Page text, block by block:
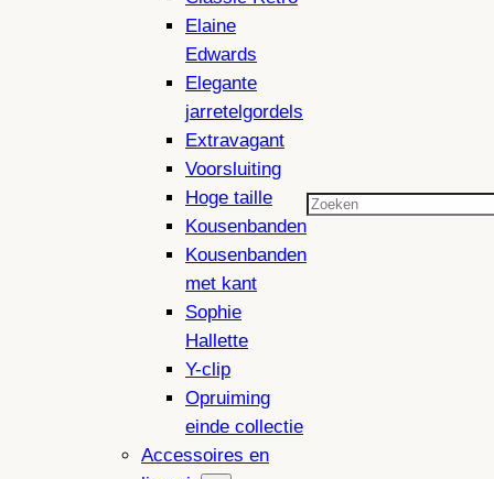
Elaine
Edwards
Elegante
jarretelgordels
Extravagant
Voorsluiting
Hoge taille
Kousenbanden
Kousenbanden
met kant
Sophie
Hallette
Y-clip
Opruiming
einde collectie
Accessoires en
Zoeken